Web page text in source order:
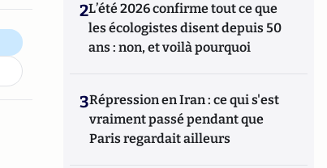
2L’été 2026 confirme tout ce que
les écologistes disent depuis 50
ans : non, et voilà pourquoi
3Répression en Iran : ce qui s'est
vraiment passé pendant que
Paris regardait ailleurs